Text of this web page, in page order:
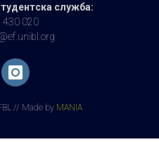
служба:
430 020
// Made by MANIA